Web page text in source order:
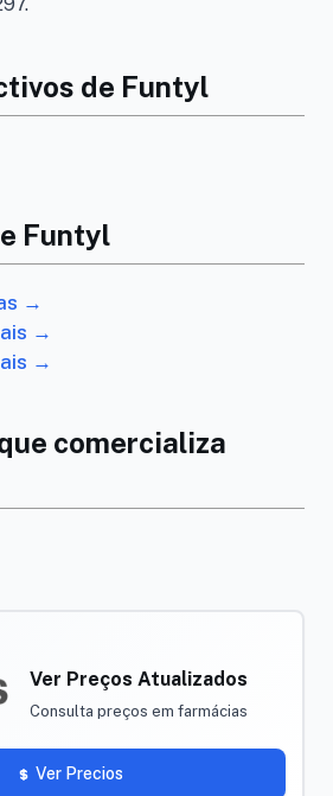
de Funtyl
Funtyl
→
→
→
comercializa
Ver Preços Atualizados
Consulta preços em farmácias
Ver Precios